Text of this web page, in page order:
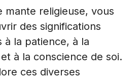
mante religieuse, vous
des significations
à la patience, à la
à la conscience de soi.
ces diverses